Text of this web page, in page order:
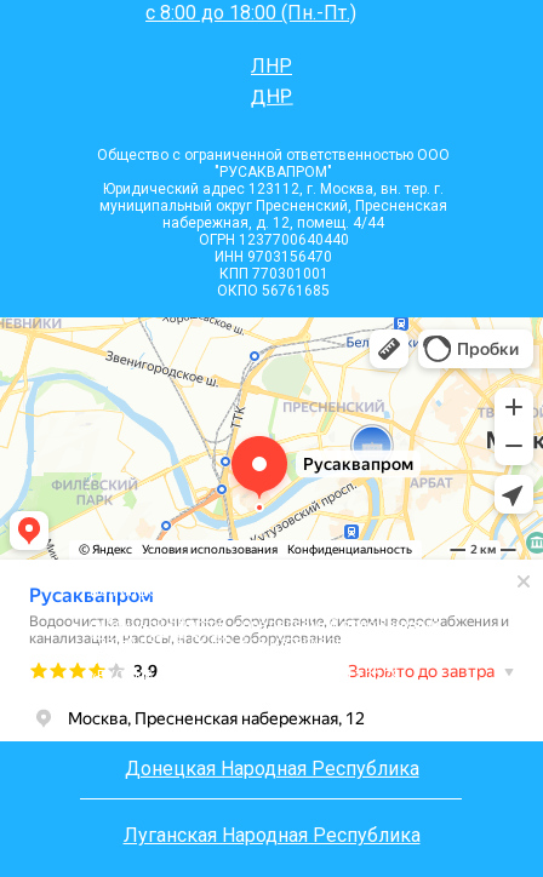
Общество с ограниченной ответственностью ООО
"РУСАКВАПРОМ"
Юридический адрес 123112, г. Москва, вн. тер. г.
муниципальный округ Пресненский, Пресненская
набережная, д. 12, помещ. 4/44
ОГРН 1237700640440
ИНН 9703156470
КПП 770301001
ОКПО 56761685
Вся информация, размещенная на сайте, носит
информационный характер и не является
публичной офертой, определяемой положениями
Статьи 437 (2) ГК РФ. Все материалы на сайте
являются интеллектуальной собственностью 000
«РУСАКВАПРОМ», согласно ст.1225, ст.1228,
ДНР
ЛНР
с 8:00 до 18:00 (Пн.-Пт.)
Донецкая Народная Республика
Луганская Народная Республика